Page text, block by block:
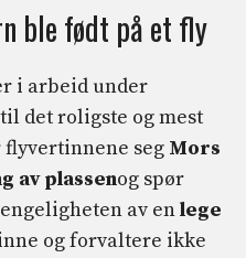
ble født på et fly
i arbeid under
det roligste og mest
seg Mors
av plassenog spør
av enlege
og forvaltere ikke